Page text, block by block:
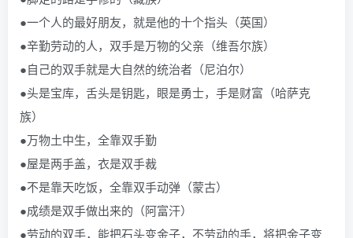
●一个人的最好朋友，就是他的十个指头（英国）
●辛勤劳动的人，双手是万物的父亲（维吾尔族）
●自己的双手就是大自然的统治者（尼泊尔）
●头是宝库，舌头是钥匙，眼是勇士，手是财富（哈萨克
族）
●万物土中生，全靠双手勤
●屋是两手盖，衣是双手裁
●不是靠天吃饭，全靠双手动弹（蒙古）
●成绩是双手做出来的（阿富汗）
●劳动的双手，能把石头变金子，不劳动的手，将把金子变